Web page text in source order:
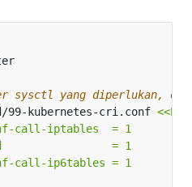
sysctl yang diperlukan,
kubernetes-cri.conf